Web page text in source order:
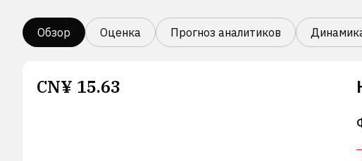
Обзор Оценка Прогноз аналитиков
CN¥ 15.63